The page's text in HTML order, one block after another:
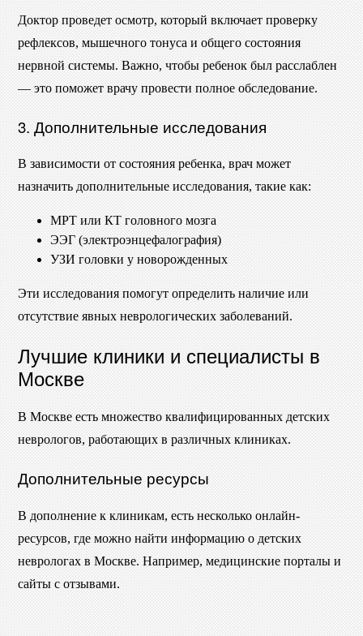
Доктор проведет осмотр, который включает проверку
рефлексов, мышечного тонуса и общего состояния
нервной системы. Важно, чтобы ребенок был расслаблен
— это поможет врачу провести полное обследование.
3. Дополнительные исследования
В зависимости от состояния ребенка, врач может
назначить дополнительные исследования, такие как:
МРТ или КТ головного мозга
ЭЭГ (электроэнцефалография)
УЗИ головки у новорожденных
Эти исследования помогут определить наличие или
отсутствие явных неврологических заболеваний.
Лучшие клиники и специалисты в
Москве
В Москве есть множество квалифицированных детских
неврологов, работающих в различных клиниках.
Дополнительные ресурсы
В дополнение к клиникам, есть несколько онлайн-
ресурсов, где можно найти информацию о детских
неврологах в Москве. Например, медицинские порталы и
сайты с отзывами.